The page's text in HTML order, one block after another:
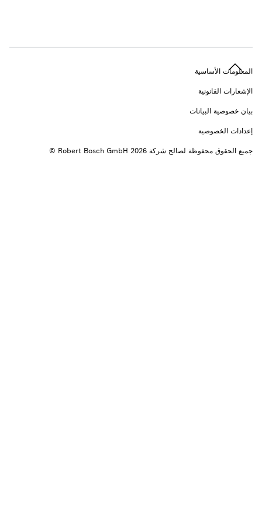
المعلومات الأساسية
الإشعارات القانونية
بيان خصوصية البيانات
إعدادات الخصوصية
جميع الحقوق محفوظة لصالح شركة 2026 ‎© Robert Bosch GmbH